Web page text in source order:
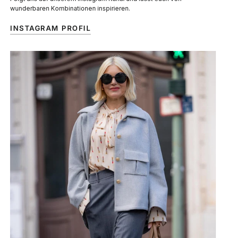
wunderbaren Kombinationen inspirieren.
INSTAGRAM PROFIL